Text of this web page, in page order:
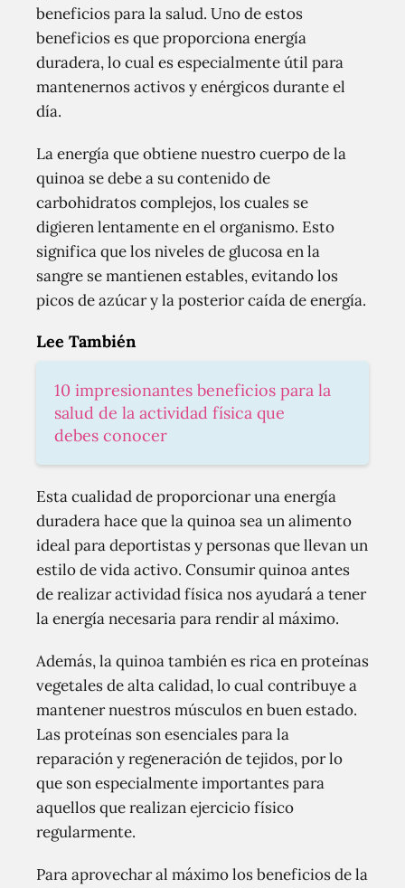
beneficios para la salud. Uno de estos
beneficios es que proporciona energía
duradera, lo cual es especialmente útil para
mantenernos activos y enérgicos durante el
día.
La energía que obtiene nuestro cuerpo de la
quinoa se debe a su contenido de
carbohidratos complejos, los cuales se
digieren lentamente en el organismo. Esto
significa que los niveles de glucosa en la
sangre se mantienen estables, evitando los
picos de azúcar y la posterior caída de energía.
Lee También
10 impresionantes beneficios para la
salud de la actividad física que
debes conocer
Esta cualidad de proporcionar una energía
duradera hace que la quinoa sea un alimento
ideal para deportistas y personas que llevan un
estilo de vida activo. Consumir quinoa antes
de realizar actividad física nos ayudará a tener
la energía necesaria para rendir al máximo.
Además, la quinoa también es rica en proteínas
vegetales de alta calidad, lo cual contribuye a
mantener nuestros músculos en buen estado.
Las proteínas son esenciales para la
reparación y regeneración de tejidos, por lo
que son especialmente importantes para
aquellos que realizan ejercicio físico
regularmente.
Para aprovechar al máximo los beneficios de la